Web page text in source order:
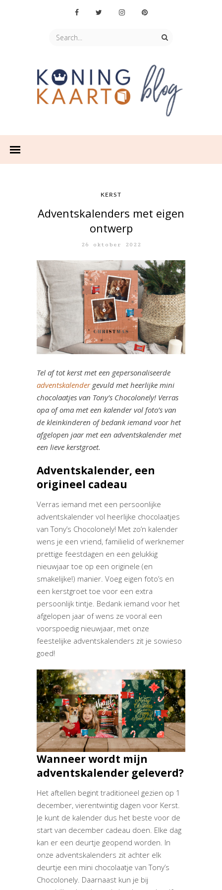
KERST
Adventskalenders met eigen
ontwerp
26 oktober 2022
Tel af tot kerst met een gepersonaliseerde
adventskalendergevuld met heerlijke mini
chocolaatjes van Tony’s Chocolonely! Verras
opa of oma met een kalender vol foto’s van
de kleinkinderen of bedank iemand voor het
afgelopen jaar met een adventskalender met
een lieve kerstgroet.
Adventskalender, een
origineel cadeau
Verras iemand met een persoonlijke
adventskalender vol heerlijke chocolaatjes
van Tony’s Chocolonely! Met zo’n kalender
wens je een vriend, familielid of werknemer
prettige feestdagen en een gelukkig
nieuwjaar toe op een originele (en
smakelijke!) manier. Voeg eigen foto’s en
een kerstgroet toe voor een extra
persoonlijk tintje. Bedank iemand voor het
afgelopen jaar of wens ze vooral een
voorspoedig nieuwjaar, met onze
feestelijke adventskalenders zit je sowieso
goed!
Wanneer wordt mijn
adventskalender geleverd?
Het aftellen begint traditioneel gezien op 1
december, vierentwintig dagen voor Kerst.
Je kunt de kalender dus het beste voor de
start van december cadeau doen. Elke dag
kan er een deurtje geopend worden. In
onze adventskalenders zit achter elk
deurtje een mini chocolaatje van Tony’s
Chocolonely. Daarnaast kun je bij